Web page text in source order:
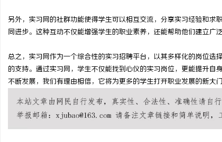
另外，实习网的社群功能使得学生可以相互交流，分享实习经验和
同进步。这种互动不仅能增强学生的职业素养，还能帮助他们建立广
总之，实习网作为一个综合性的实习招聘平台，以其多样化的岗位
的支持。通过实习网，学生不仅能找到心仪的实习岗位，更能提升
不断发展，我们有理由相信，它将为更多的学生打开职业发展的新大
锡条，巨一，焊锡，无铅焊锡球